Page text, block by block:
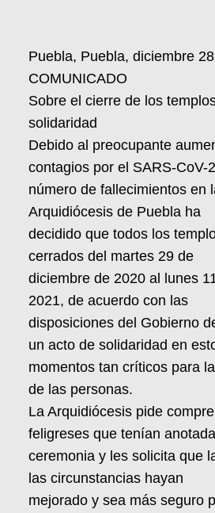
Puebla, Puebla, diciembre
COMUNICADO
Sobre el cierre de los
solidaridad
Debido al preocupante
contagios por el SARS-CoV-
número de fallecimientos en
Arquidiócesis de Puebla ha
decidido que todos los
cerrados del martes 29 de
diciembre de 2020 al lunes
2021, de acuerdo con las
disposiciones del Gobierno
un acto de solidaridad en
momentos tan críticos para
de las personas.
La Arquidiócesis pide
feligreses que tenían
ceremonia y les solicita que
las circunstancias hayan
mejorado y sea más seguro